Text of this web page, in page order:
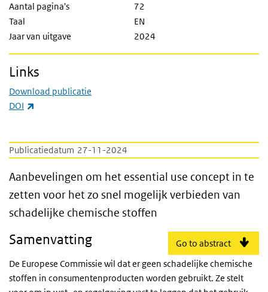
Publicatiedatum 27-11-2024
Aanbevelingen om het essential use
Aanbevelingen om het essential use concept in te
zetten voor het zo snel mogelijk verbieden van
schadelijke chemische stoffen
Go to abstract
Samenvatting
De Europese Commissie wil dat er geen schadelijke chemische
stoffen in consumentenproducten worden gebruikt. Ze stelt
Aantal pagina's
72
Taal
EN
Jaar van uitgave
2024
Links
Download publicatie
DOI